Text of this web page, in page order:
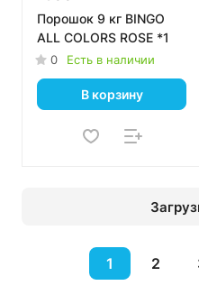
Порошок 9 кг BINGO
ALL COLORS ROSE *1
0 Есть в наличии
В корзину
1 2